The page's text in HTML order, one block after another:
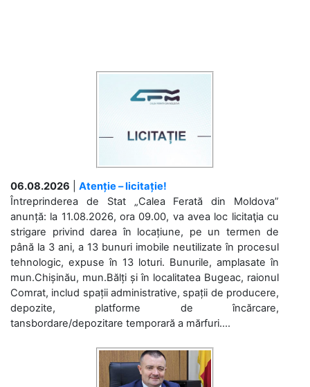
06.08.2026
Atenție – licitație!
Întreprinderea de Stat „Calea Ferată din Moldova”
anunță: la 11.08.2026, ora 09.00, va avea loc licitaţia cu
strigare privind darea în locațiune, pe un termen de
până la 3 ani, a 13 bunuri imobile neutilizate în procesul
tehnologic, expuse în 13 loturi. Bunurile, amplasate în
mun.Chișinău, mun.Bălți și în localitatea Bugeac, raionul
Comrat, includ spații administrative, spații de producere,
depozite, platforme de încărcare,
tansbordare/depozitare temporară a mărfuri....